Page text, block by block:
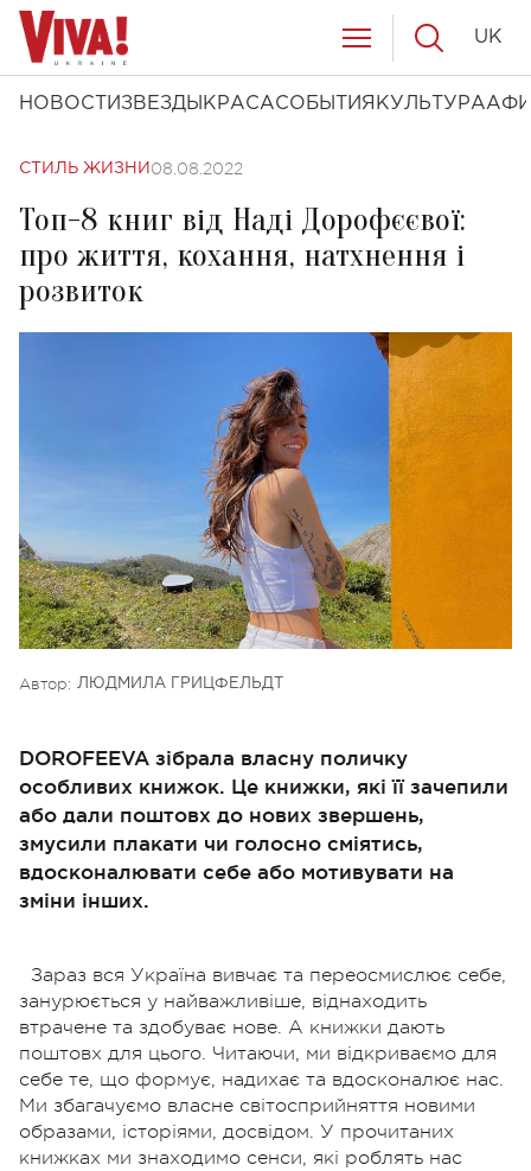
НОВОСТИ ЗВЕЗДЫ КРАСАСОБЫТИЯ КУЛЬТУРА
UK
СТИЛЬ ЖИЗНИ 08.08.2022
Топ-8 книг від Наді Дорофєєвої:
про життя, кохання, натхнення і
розвиток
Автор: ЛЮДМИЛА ГРИЦФЕЛЬДТ
DOROFEEVA зібрала власну поличку
особливих книжок. Це книжки, які її зачепили
або дали поштовх до нових звершень,
змусили плакати чи голосно сміятись,
вдосконалювати себе або мотивувати на
зміни інших.
Зараз вся Україна вивчає та переосмислює себе,
занурюється у найважливіше, віднаходить
втрачене та здобуває нове. А книжки дають
поштовх для цього. Читаючи, ми відкриваємо для
себе те, що формує, надихає та вдосконалює нас.
Ми збагачуємо власне світосприйняття новими
образами, історіями, досвідом. У прочитаних
книжках ми знаходимо сенси, які роблять нас